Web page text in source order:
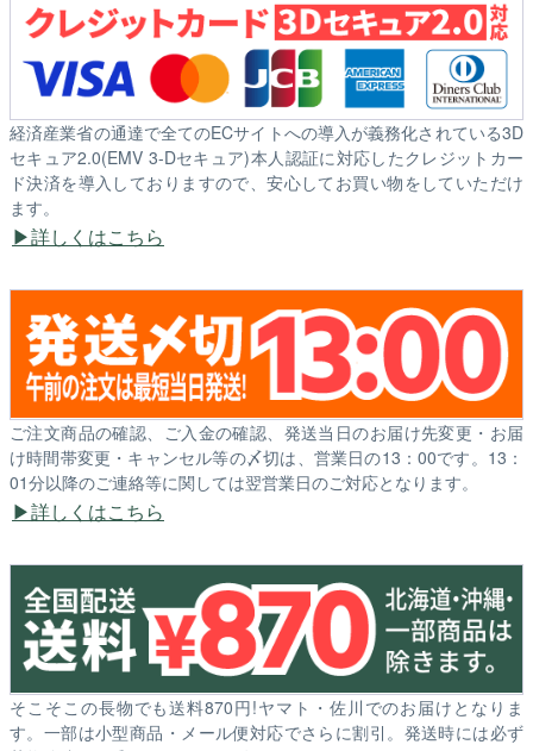
経済産業省の通達で全てのECサイトへの導入が義務化されている3D
セキュア2.0(EMV 3-Dセキュア)本人認証に対応したクレジットカー
ド決済を導入しておりますので、安心してお買い物をしていただけ
ます。
詳しくはこちら
ご注文商品の確認、ご入金の確認、発送当日のお届け先変更・お届
け時間帯変更・キャンセル等の〆切は、営業日の13：00です。13：
01分以降のご連絡等に関しては翌営業日のご対応となります。
詳しくはこちら
そこそこの長物でも送料870円!ヤマト・佐川でのお届けとなりま
す。一部は小型商品・メール便対応でさらに割引。発送時には必ず